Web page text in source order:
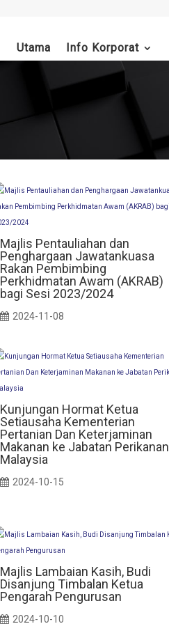
Utama
Info Korporat
Majlis Pentauliahan dan
Penghargaan Jawatankuasa
Rakan Pembimbing
Perkhidmatan Awam (AKRAB)
bagi Sesi 2023/2024
2024-11-08
Kunjungan Hormat Ketua
Setiausaha Kementerian
Pertanian Dan Keterjaminan
Makanan ke Jabatan Perikanan
Malaysia
2024-10-15
Majlis Lambaian Kasih, Budi
Disanjung Timbalan Ketua
Pengarah Pengurusan
2024-10-10